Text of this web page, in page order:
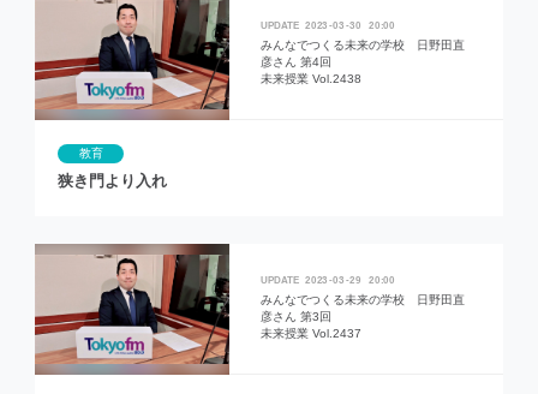
2023 03 30 20:00
みんなでつくる未来の学校 日野田直
彦さん 第4回
未来授業 Vol.2438
教育
狭き門より入れ
2023 03 29 20:00
みんなでつくる未来の学校 日野田直
彦さん 第3回
未来授業 Vol.2437